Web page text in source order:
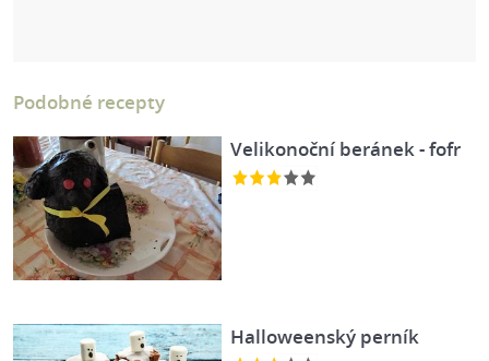
Podobné recepty
Velikonoční beránek - fofr
Halloweenský perník